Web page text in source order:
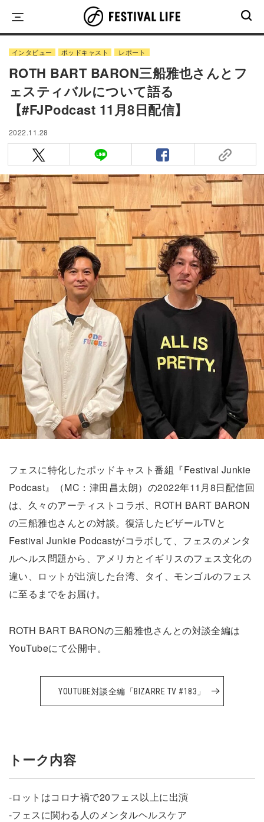
content
インタビュー ポッドキャスト レポート
ROTH BART BARON三船雅也さんとフ
ェスティバルについて語る
【#FJPodcast 11月8日配信】
2022.11.28
フェスに特化したポッドキャスト番組『Festival Junkie
Podcast』（MC：津田昌太朗）の2022年11月8日配信回
は、久々のアーティストコラボ、ROTH BART BARON
の三船雅也さんとの対談。復活したビザールTVと
Festival Junkie Podcastがコラボして、フェスのメンタ
ルヘルス問題から、アメリカとイギリスのフェス文化の
違い、ロットが出演した台湾、タイ、モンゴルのフェス
に至るまでをお届け。
ROTH BART BARONの三船雅也さんとの対談全編は
YouTubeにて公開中。
YOUTUBE対談全編「BIZARRE TV #183」
トーク内容
-ロットはコロナ禍で20フェス以上に出演
-フェスに関わる人のメンタルヘルスケア